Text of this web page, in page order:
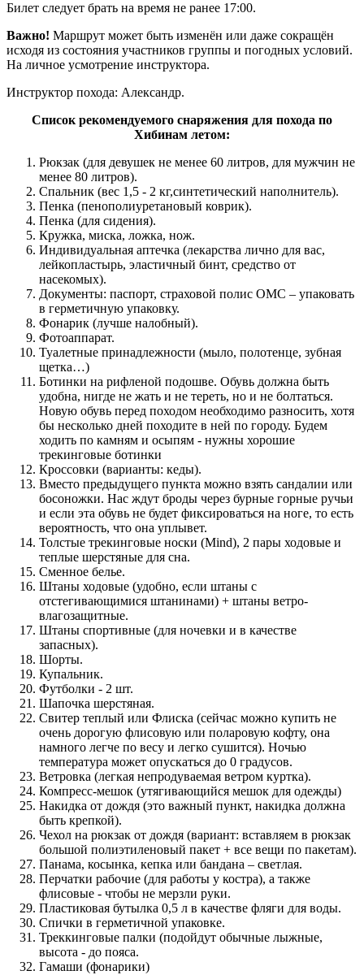
Билет следует брать на время не ранее 17:00.
Важно! Маршрут может быть изменён или даже сокращён
исходя из состояния участников группы и погодных условий.
На личное усмотрение инструктора.
Инструктор похода: Александр.
Список рекомендуемого снаряжения для похода по
Хибинам летом:
Рюкзак (для девушек не менее 60 литров, для мужчин не
менее 80 литров).
Спальник (вес 1,5 - 2 кг,синтетический наполнитель).
Пенка (пенополиуретановый коврик).
Пенка (для сидения).
Кружка, миска, ложка, нож.
Индивидуальная аптечка (лекарства лично для вас,
лейкопластырь, эластичный бинт, средство от
насекомых).
Документы: паспорт, страховой полис ОМС – упаковать
в герметичную упаковку.
Фонарик (лучше налобный).
Фотоаппарат.
Туалетные принадлежности (мыло, полотенце, зубная
щетка…)
Ботинки на рифленой подошве. Обувь должна быть
удобна, нигде не жать и не тереть, но и не болтаться.
Новую обувь перед походом необходимо разносить, хотя
бы несколько дней походите в ней по городу. Будем
ходить по камням и осыпям - нужны хорошие
трекинговые ботинки
Кроссовки (варианты: кеды).
Вместо предыдущего пункта можно взять сандалии или
босоножки. Нас ждут броды через бурные горные ручьи
и если эта обувь не будет фиксироваться на ноге, то есть
вероятность, что она уплывет.
Толстые трекинговые носки (Mind), 2 пары ходовые и
теплые шерстяные для сна.
Сменное белье.
Штаны ходовые (удобно, если штаны с
отстегивающимися штанинами) + штаны ветро-
влагозащитные.
Штаны спортивные (для ночевки и в качестве
запасных).
Шорты.
Купальник.
Футболки - 2 шт.
Шапочка шерстяная.
Свитер теплый или Флиска (сейчас можно купить не
очень дорогую флисовую или поларовую кофту, она
намного легче по весу и легко сушится). Ночью
температура может опускаться до 0 градусов.
Ветровка (легкая непродуваемая ветром куртка).
Компресс-мешок (утягивающийся мешок для одежды)
Накидка от дождя (это важный пункт, накидка должна
быть крепкой).
Чехол на рюкзак от дождя (вариант: вставляем в рюкзак
большой полиэтиленовый пакет + все вещи по пакетам).
Панама, косынка, кепка или бандана – светлая.
Перчатки рабочие (для работы у костра), а также
флисовые - чтобы не мерзли руки.
Пластиковая бутылка 0,5 л в качестве фляги для воды.
Спички в герметичной упаковке.
Треккинговые палки (подойдут обычные лыжные,
высота - до пояса.
Гамаши (фонарики)